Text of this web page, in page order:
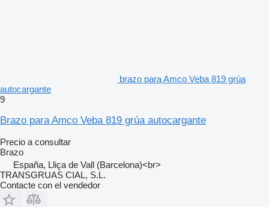
brazo para Amco Veba 819 grúa
autocargante
9
Brazo para Amco Veba 819 grúa autocargante
Precio a consultar
Brazo
España, Lliça de Vall (Barcelona)<br>
TRANSGRUAS CIAL, S.L.
Contacte con el vendedor